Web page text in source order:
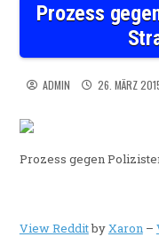
Prozess
ADMIN 26. MÄRZ
Prozess gegen
View RedditbyXaron–